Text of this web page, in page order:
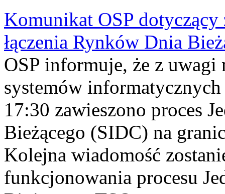
Komunikat OSP dotyczący
łączenia Rynków Dnia
OSP informuje, że z uwagi
systemów
17:30 zawieszono proces
Bieżącego (SIDC) na
Kolejna wiadomość
funkcjonowania procesu